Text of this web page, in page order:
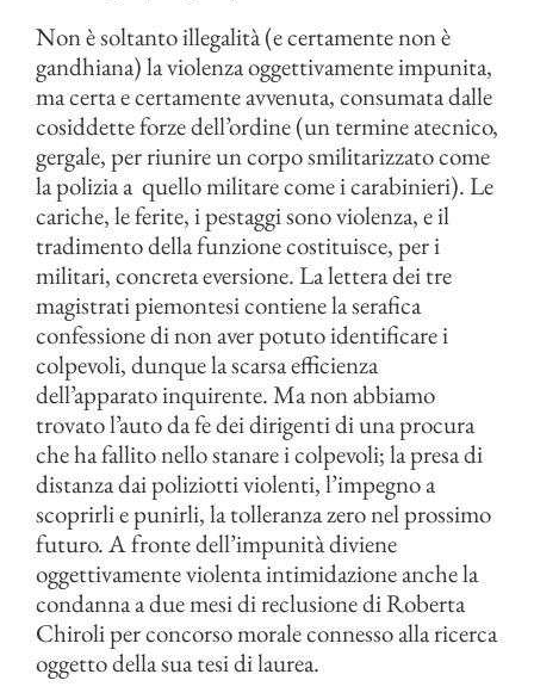
Non è soltanto illegalità (e certamente non è
gandhiana) la violenza oggettivamente impunita,
ma certa e certamente avvenuta, consumata dalle
cosiddette forze dell’ordine (un termine atecnico,
gergale, per riunire un corpo smilitarizzato come
la polizia a quello militare come i carabinieri). Le
cariche, le ferite, i pestaggi sono violenza, e il
tradimento della funzione costituisce, per i
militari, concreta eversione. La lettera dei tre
magistrati piemontesi contiene la serafica
confessione di non aver potuto identificare i
colpevoli, dunque la scarsa efficienza
dell’apparato inquirente. Ma non abbiamo
trovato l’auto da fe dei dirigenti di una procura
che ha fallito nello stanare i colpevoli; la presa di
distanza dai poliziotti violenti, l’impegno a
scoprirli e punirli, la tolleranza zero nel prossimo
futuro. A fronte dell’impunità diviene
oggettivamente violenta intimidazione anche la
condanna a due mesi di reclusione di Roberta
Chiroli per concorso morale connesso alla ricerca
oggetto della sua tesi di laurea.